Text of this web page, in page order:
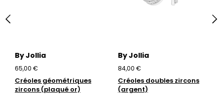
By Jollia
65,00 €
Créoles géométriques
zircons (plaqué or)
By Jollia
84,00 €
Créoles doubles zircons
(argent)